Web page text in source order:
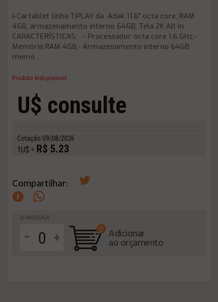
i-Cartablet linha TiPLAY da Adak 11.6" octa core, RAM
4GB, armazenamento interno 64GB, Tela 2K All In.
CARACTERÍSTICAS: - Processador octa core 1.6 GHz;-
Memória RAM 4GB;- Armazenamento interno 64GB
memó...
Produto Indisponível
U$ consulte
Cotação 09/08/2026
1U$ = R$ 5.23
Compartilhar:
QUANTIDADE
- +
0 Adicionar
ao orçamento